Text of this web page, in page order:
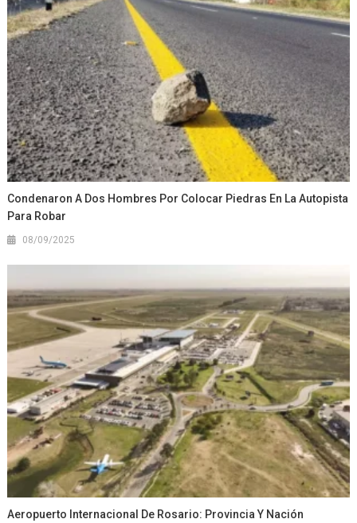
Condenaron A Dos Hombres Por Colocar Piedras En La Autopista
Para Robar
08/09/2025
Aeropuerto Internacional De Rosario: Provincia Y Nación